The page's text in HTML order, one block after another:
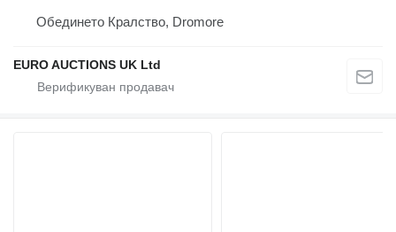
Обединето Кралство, Dromore
EURO AUCTIONS UK Ltd